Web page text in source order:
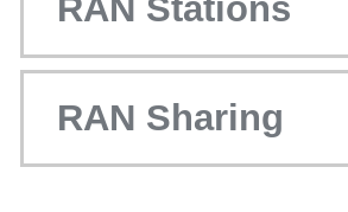
RAN Stations
RAN Sharing